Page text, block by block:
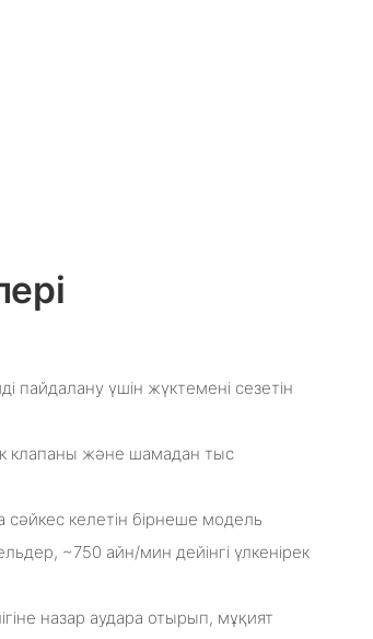
пайдалану үшін жүктемені сезетін
клапаны және шамадан тыс
келетін бірнеше модель
~750 айн/мин дейінгі үлкенірек
назар аудара отырып, мұқият